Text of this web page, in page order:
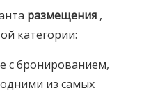
размещения ,
категории:
с бронированием,
из самых